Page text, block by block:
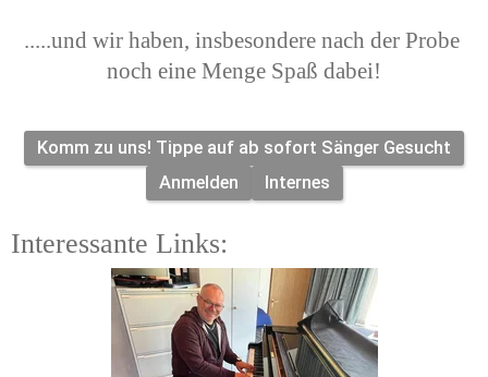
.....und wir haben, insbesondere nach der Probe
noch eine Menge Spaß dabei!
Komm zu uns! Tippe auf ab sofort Sänger Gesucht
Anmelden
Internes
Interessante Links: